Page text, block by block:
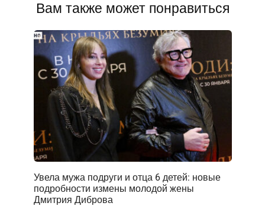
Вам также может понравиться
Увела мужа подруги и отца 6 детей: новые
подробности измены молодой жены
Дмитрия Диброва